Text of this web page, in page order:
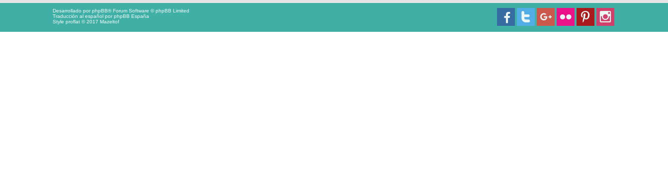
Desarrollado porphpBB® Forum Software © phpBB Limited
Traducción al español porphpBB España
Style proflat © 2017 Mazeltof